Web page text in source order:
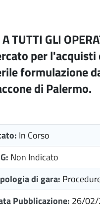
A TUTTI GLI
per l'acquisti
formulazione
di Palermo.
In Corso
Non Indicato
di gara:
Pubblicazione: 26/